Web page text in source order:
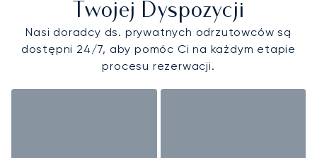
Twojej Dyspozycji
Nasi doradcy ds. prywatnych odrzutowców są
dostępni 24/7, aby pomóc Ci na każdym etapie
procesu rezerwacji.